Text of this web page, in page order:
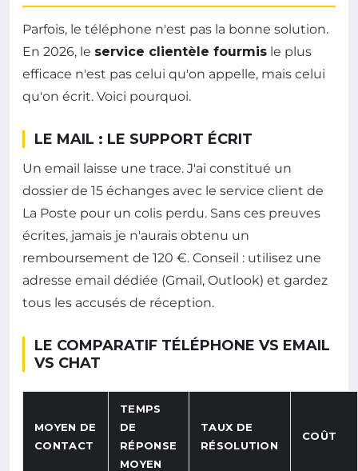
Parfois, le téléphone n'est pas la bonne solution.
En 2026, le service clientèle fourmis le plus
efficace n'est pas celui qu'on appelle, mais celui
qu'on écrit. Voici pourquoi.
LE MAIL : LE SUPPORT ÉCRIT
Un email laisse une trace. J'ai constitué un
dossier de 15 échanges avec le service client de
La Poste pour un colis perdu. Sans ces preuves
écrites, jamais je n'aurais obtenu un
remboursement de 120 €. Conseil : utilisez une
adresse email dédiée (Gmail, Outlook) et gardez
tous les accusés de réception.
LE COMPARATIF TÉLÉPHONE VS EMAIL
VS CHAT
MOYEN DE
CONTACT
TEMPS
DE
RÉPONSE
MOYEN
TAUX DE
RÉSOLUTION
COÛT